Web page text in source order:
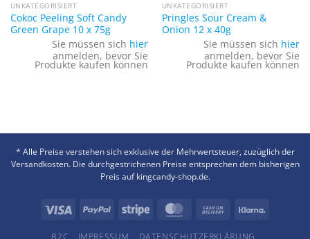
UNKATEGORISIERT
Cokoc Peeling Soft Candy
Green Grape 10 x 75g
Sie müssen sich hier
anmelden, bevor Sie
Produkte kaufen können
UNKATEGORISIERT
Pringles Sour Cream &
Onion 12 x 40g
Sie müssen sich hier
anmelden, bevor Sie
Produkte kaufen können
* Alle Preise verstehen sich exklusive der Mehrwertsteuer, zuzüglich der
Versandkosten. Die durchgestrichenen Preise entsprechen dem bisherigen
Preis auf kingcandy-shop.de.